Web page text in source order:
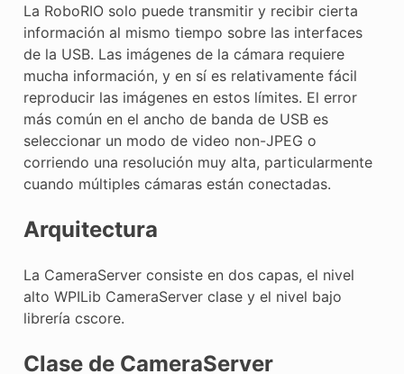
La RoboRIO solo puede transmitir y recibir cierta
información al mismo tiempo sobre las interfaces
de la USB. Las imágenes de la cámara requiere
mucha información, y en sí es relativamente fácil
reproducir las imágenes en estos límites. El error
más común en el ancho de banda de USB es
seleccionar un modo de video non-JPEG o
corriendo una resolución muy alta, particularmente
cuando múltiples cámaras están conectadas.
Arquitectura
La CameraServer consiste en dos capas, el nivel
alto WPILib CameraServer clase y el nivel bajo
librería cscore.
Clase de CameraServer